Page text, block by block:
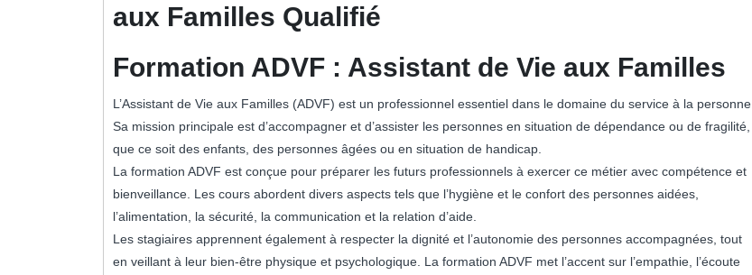
aux Familles Qualifié
Formation ADVF : Assistant de Vie aux Familles
L’Assistant de Vie aux Familles (ADVF) est un professionnel essentiel dans le domaine du service à la personne.
Sa mission principale est d’accompagner et d’assister les personnes en situation de dépendance ou de fragilité,
que ce soit des enfants, des personnes âgées ou en situation de handicap.
La formation ADVF est conçue pour préparer les futurs professionnels à exercer ce métier avec compétence et
bienveillance. Les cours abordent divers aspects tels que l’hygiène et le confort des personnes aidées,
l’alimentation, la sécurité, la communication et la relation d’aide.
Les stagiaires apprennent également à respecter la dignité et l’autonomie des personnes accompagnées, tout
en veillant à leur bien-être physique et psychologique. La formation ADVF met l’accent sur l’empathie, l’écoute